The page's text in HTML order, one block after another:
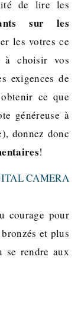
de lire les
sur les
les votres ce
à choisir vos
exigences de
ce que
généreuse à
donnez donc
!
courage pour
et plus
se rendre aux